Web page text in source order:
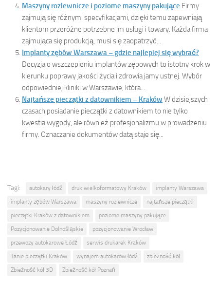
Maszyny rozlewnicze i poziome maszyny pakujące Firmy
zajmują się różnymi specyfikacjami, dzięki temu zapewniają
klientom przeróżne potrzebne im usługi i towary. Każda firma
zajmująca się produkcją, musi się zaopatrzyć...
Implanty zębów Warszawa – gdzie najlepiej się wybrać?
Decyzja o wszczepieniu implantów zębowych to istotny krok w
kierunku poprawy jakości życia i zdrowia jamy ustnej. Wybór
odpowiedniej kliniki w Warszawie, która...
Najtańsze pieczątki z datownikiem – Kraków W dzisiejszych
czasach posiadanie pieczątki z datownikiem to nie tylko
kwestia wygody, ale również profesjonalizmu w prowadzeniu
firmy. Oznaczanie dokumentów datą staje się...
Tagi: autokary łódź druk wielkoformatowy Kraków
implanty Warszawa
implanty zębów Warszawa
maszyny rozlewnicze
najtańsze pieczątki
pieczątki Kraków z datownikiem
poziome maszyny pakujące
Pozycjonowanie Dolnośląskie
pozycjonowanie Wrocław
przewozy autokarowe Łódź
serwis drukarek Kraków
Tanie pieczątki Kraków
wynajem autokarów łódź
zbieżność kół
Zbieżność kół 3D
Zbieżność kół Poznań